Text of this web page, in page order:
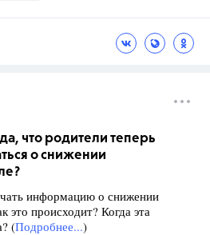
что родители теперь
о снижении
информацию о снижении
это происходит? Когда эта
(Подробнее...)